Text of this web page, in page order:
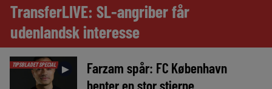
TransferLIVE: SL-angriber får
udenlandsk interesse
TIPSBLADET SPECIAL ►
Farzam spår: FC København
henter en stor stjerne